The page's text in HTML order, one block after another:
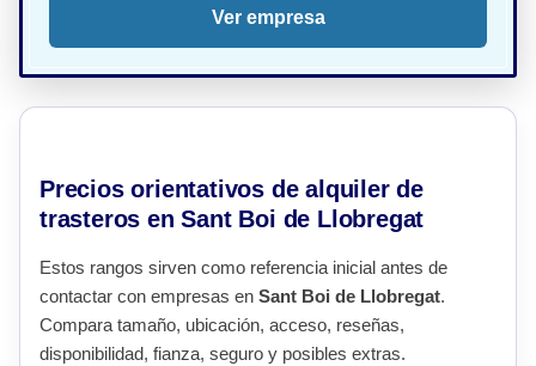
Ver empresa
Precios orientativos de alquiler de
trasteros en Sant Boi de Llobregat
Estos rangos sirven como referencia inicial antes de
contactar con empresas en Sant Boi de Llobregat.
Compara tamaño, ubicación, acceso, reseñas,
disponibilidad, fianza, seguro y posibles extras.